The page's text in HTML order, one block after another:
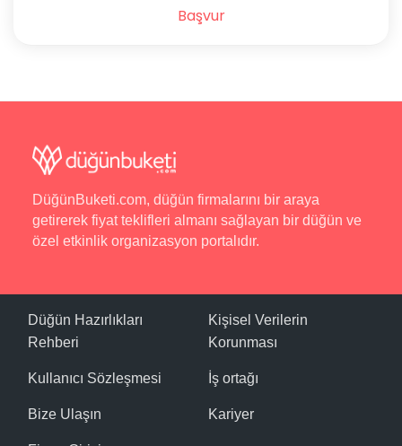
Başvur
DüğünBuketi.com, düğün firmalarını bir araya
getirerek fiyat teklifleri almanı sağlayan bir düğün ve
özel etkinlik organizasyon portalıdır.
Düğün Hazırlıkları
Rehberi
Kullanıcı Sözleşmesi
Bize Ulaşın
Kişisel Verilerin
Korunması
İş ortağı
Kariyer